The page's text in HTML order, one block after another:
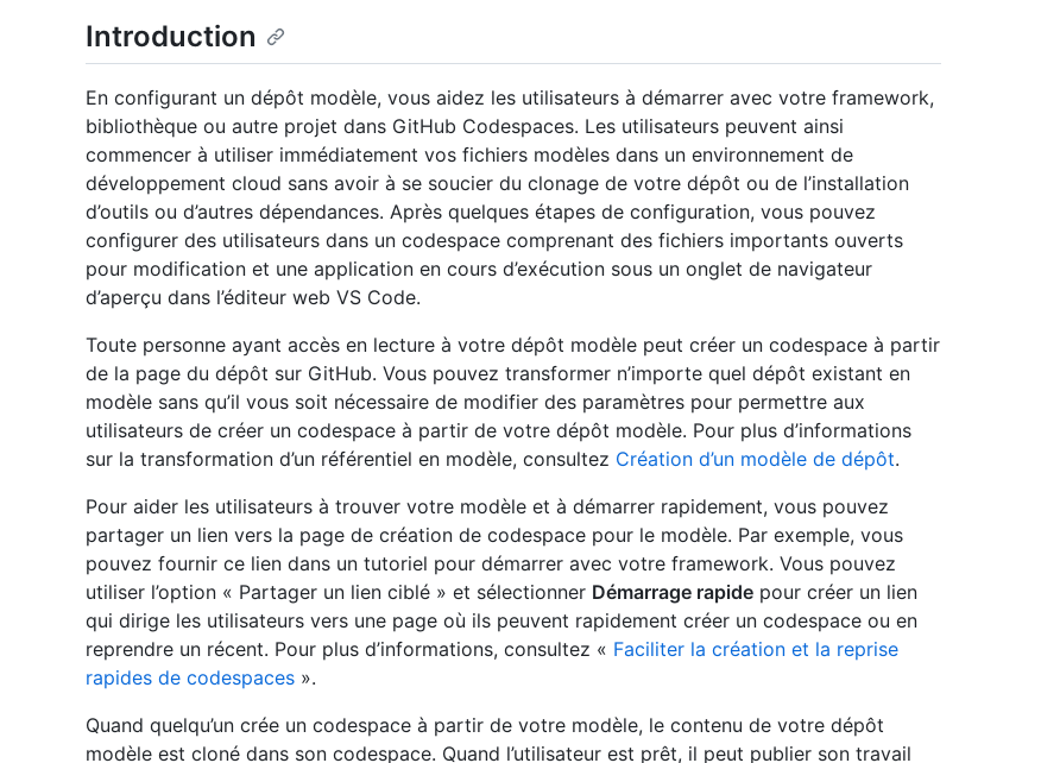
Introduction
En configurant un dépôt modèle, vous aidez les utilisateurs à démarrer avec votre framework,
bibliothèque ou autre projet dans GitHub Codespaces. Les utilisateurs peuvent ainsi
commencer à utiliser immédiatement vos fichiers modèles dans un environnement de
développement cloud sans avoir à se soucier du clonage de votre dépôt ou de l’installation
d’outils ou d’autres dépendances. Après quelques étapes de configuration, vous pouvez
configurer des utilisateurs dans un codespace comprenant des fichiers importants ouverts
pour modification et une application en cours d’exécution sous un onglet de navigateur
d’aperçu dans l’éditeur web VS Code.
Toute personne ayant accès en lecture à votre dépôt modèle peut créer un codespace à partir
de la page du dépôt sur GitHub. Vous pouvez transformer n’importe quel dépôt existant en
modèle sans qu’il vous soit nécessaire de modifier des paramètres pour permettre aux
utilisateurs de créer un codespace à partir de votre dépôt modèle. Pour plus d’informations
sur la transformation d’un référentiel en modèle, consultez Création d’un modèle de dépôt.
Pour aider les utilisateurs à trouver votre modèle et à démarrer rapidement, vous pouvez
partager un lien vers la page de création de codespace pour le modèle. Par exemple, vous
pouvez fournir ce lien dans un tutoriel pour démarrer avec votre framework. Vous pouvez
utiliser l’option « Partager un lien ciblé » et sélectionner Démarrage rapide pour créer un lien
qui dirige les utilisateurs vers une page où ils peuvent rapidement créer un codespace ou en
reprendre un récent. Pour plus d’informations, consultez « Faciliter la création et la reprise
rapides de codespaces ».
Quand quelqu’un crée un codespace à partir de votre modèle, le contenu de votre dépôt
modèle est cloné dans son codespace. Quand l’utilisateur est prêt, il peut publier son travail